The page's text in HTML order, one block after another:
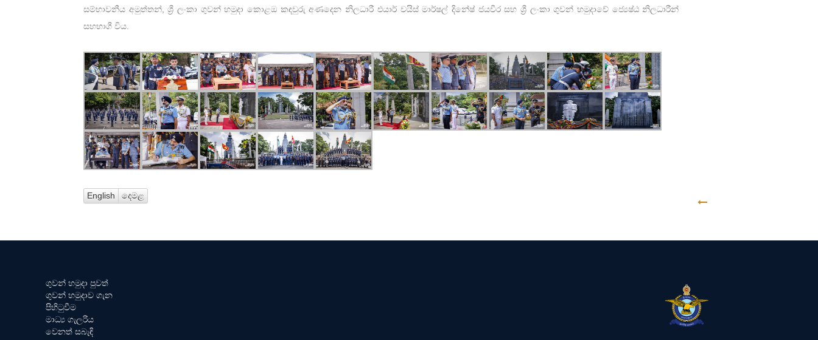
සම්භාවනීය අමුත්තන්, ශ්‍රී ලංකා ගුවන් හමුදා කොළඔ කඳවුරු අණදෙන නිලධාරී එයාර් වයිස් මාර්ෂල් දිනේෂ් ජයවීර සහ ශ්‍රී ලංකා ගුවන් හමුදාවේ ජ්‍යෙෂ්ඨ නිලධාරීන්
සහභාගී විය.
English දෙමළ
ගුවන් හමුදා පුවත්
ගුවන් හමුදාව ගැන
පිහිටුවීම
මාධ්‍ය ගැලරිය
වෙනත් සබැඳි